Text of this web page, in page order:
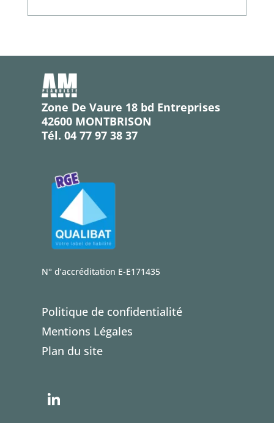
Zone De Vaure 18 bd Entreprises
42600 MONTBRISON
Tél. 04 77 97 38 37
N° d’accréditation E-E171435
Politique de confidentialité
Mentions Légales
Plan du site